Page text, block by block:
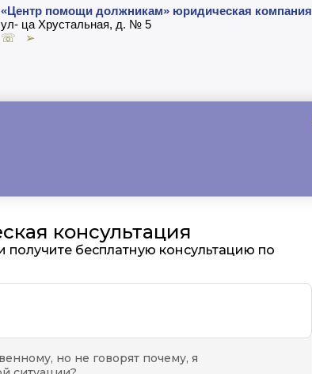
«Центр помощи должникам» юридическая компания
ул- ца Хрустальная, д. № 5
☏ ➢